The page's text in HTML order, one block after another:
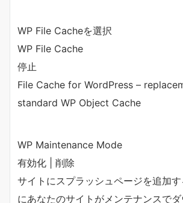
WP File Cacheを選択
WP File Cache
停止
File Cache for WordPress –
standard WP Object Cache
WP Maintenance Mode
有効化 | 削除
サイトにスプラッシュページを追加
にあなたのサイトがメンテナンスで